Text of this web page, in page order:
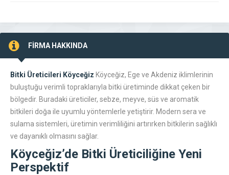
FİRMA HAKKINDA
Bitki Üreticileri Köyceğiz Köyceğiz, Ege ve Akdeniz iklimlerinin
buluştuğu verimli topraklarıyla bitki üretiminde dikkat çeken bir
bölgedir. Buradaki üreticiler, sebze, meyve, süs ve aromatik
bitkileri doğa ile uyumlu yöntemlerle yetiştirir. Modern sera ve
sulama sistemleri, üretimin verimliliğini artırırken bitkilerin sağlıklı
ve dayanıklı olmasını sağlar.
Köyceğiz’de Bitki Üreticiliğine Yeni
Perspektif